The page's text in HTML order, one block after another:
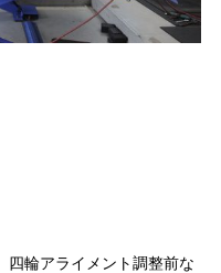
四輪アライメント調整前な